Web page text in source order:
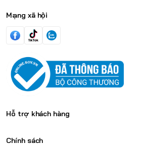
Mạng xã hội
Hỗ trợ khách hàng
Chính sách